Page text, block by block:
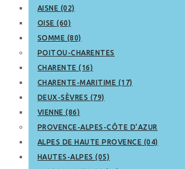
AISNE (02)
OISE (60)
SOMME (80)
POITOU-CHARENTES
CHARENTE (16)
CHARENTE-MARITIME (17)
DEUX-SÈVRES (79)
VIENNE (86)
PROVENCE-ALPES-CÔTE D’AZUR
ALPES DE HAUTE PROVENCE (04)
HAUTES-ALPES (05)